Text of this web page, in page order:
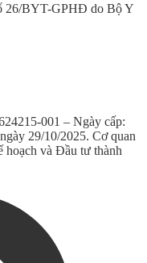
26/BYT-GPHĐ do Bộ Y
001 – Ngày cấp:
29/10/2025. Cơ quan
hoạch và Đầu tư thành